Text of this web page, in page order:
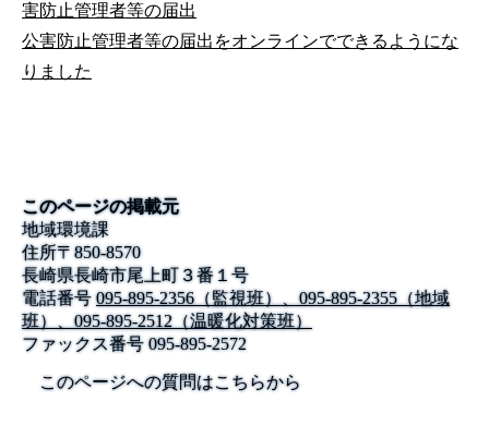
害防止管理者等の届出
公害防止管理者等の届出をオンラインでできるようにな
りました
このページの掲載元
地域環境課
住所〒850-8570
長崎県長崎市尾上町３番１号
電話番号 095-895-2356（監視班）、095-895-2355（地域
班）、095-895-2512（温暖化対策班）
ファックス番号095-895-2572
このページへの質問はこちらから